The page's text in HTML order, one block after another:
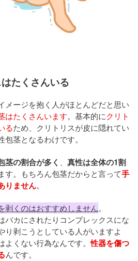
たくさんいる
メージを抱く人がほとんどだと思い
はたくさんいます。基本的にクリト
るため、クリトリスが皮に隠れてい
茎となるわけです。
茎の割合が多く 、 真性は全体の1割
す。もちろん包茎だからと言って手
りません。
剥くのはおすすめしません。
バカにされたりコンプレックスにな
り剥こうとしている人がいますよ
よくない行為なんです。性器を傷つ
んです。